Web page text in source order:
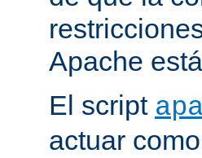
Apache
El script
actuar